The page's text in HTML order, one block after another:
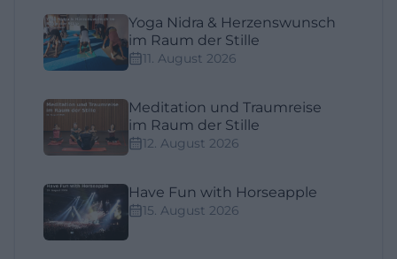
Yoga Nidra & Herzenswunsch
im Raum der Stille
11. August 2026
Meditation und Traumreise
im Raum der Stille
12. August 2026
Have Fun with Horseapple
15. August 2026